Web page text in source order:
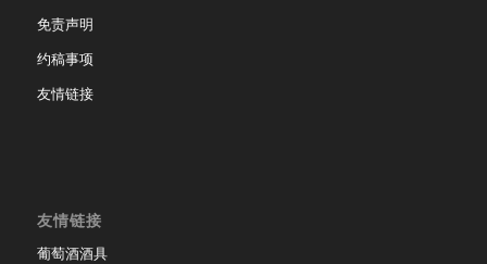
免责声明
约稿事项
友情链接
友情链接
葡萄酒酒具